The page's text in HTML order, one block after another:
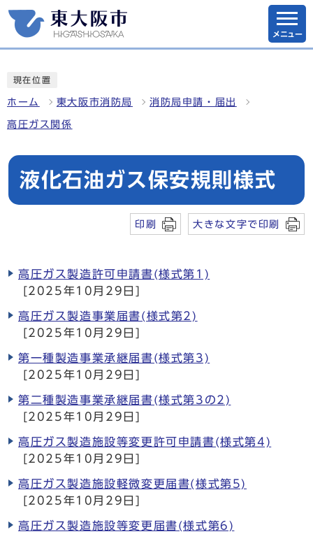
メニュー
現在位置
ホーム 東大阪市消防局 消防局申請・届出
高圧ガス関係
液化石油ガス保安規則様式
印刷 大きな文字で印刷
高圧ガス製造許可申請書(様式第1)
[2025年10月29日]
高圧ガス製造事業届書(様式第2)
[2025年10月29日]
第一種製造事業承継届書(様式第3)
[2025年10月29日]
第二種製造事業承継届書(様式第3の2)
[2025年10月29日]
高圧ガス製造施設等変更許可申請書(様式第4)
[2025年10月29日]
高圧ガス製造施設軽微変更届書(様式第5)
[2025年10月29日]
高圧ガス製造施設等変更届書(様式第6)